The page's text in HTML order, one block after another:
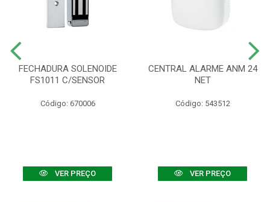
FECHADURA SOLENOIDE
FS1011 C/SENSOR
Código: 670006
VER PREÇO
CENTRAL ALARME ANM 24
NET
Código: 543512
VER PREÇO